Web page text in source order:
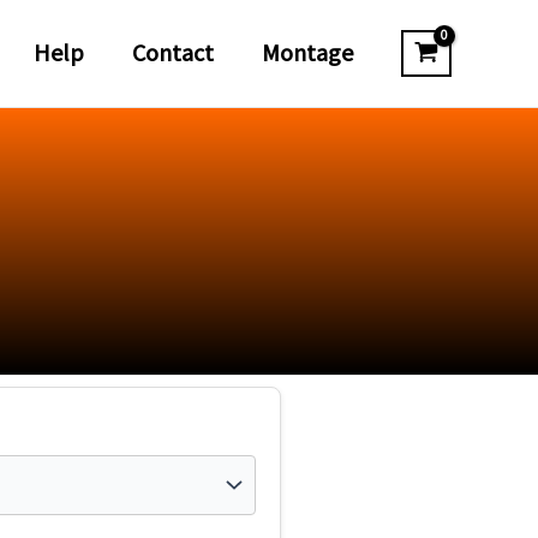
Help Contact Montage